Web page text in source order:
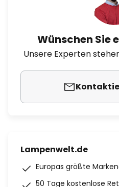
Wünschen Sie
Unsere Experten
Lampenwelt.de
Europas größte
50 Tage kostenlose